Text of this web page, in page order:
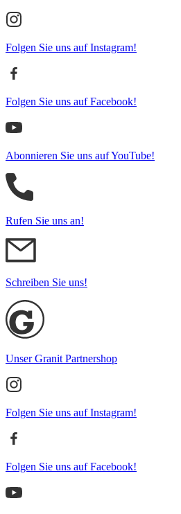
Folgen Sie uns auf Instagram!
Folgen Sie uns auf Facebook!
Abonnieren Sie uns auf YouTube!
Rufen Sie uns an!
Schreiben Sie uns!
Unser Granit Partnershop
Folgen Sie uns auf Instagram!
Folgen Sie uns auf Facebook!